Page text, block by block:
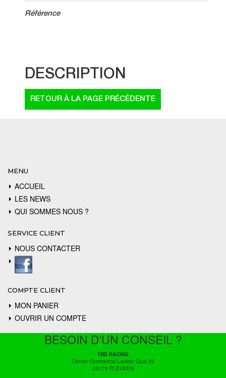
Référence
DESCRIPTION
MENU
ACCUEIL
LES NEWS
QUI SOMMES NOUS ?
SERVICE CLIENT
NOUS CONTACTER
COMPTE CLIENT
MON PANIER
OUVRIR UN COMPTE
BESOIN D'UN CONSEIL ?
TRD RACING
Centre Commercial Leclerc Quai 29
29170 PLEUVEN